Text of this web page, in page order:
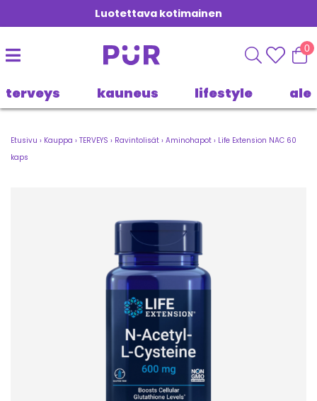
Luotettava kotimainen
0
terveys kauneus lifestyle ale
Etusivu › Kauppa › TERVEYS › Ravintolisät › Aminohapot › Life Extension NAC 60
kaps